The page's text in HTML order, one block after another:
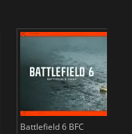
Battlefield 6 BFC